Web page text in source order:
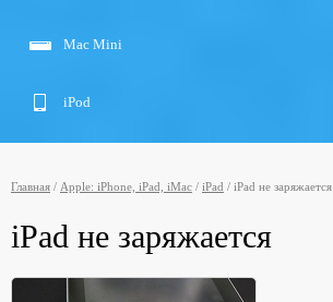
Мac Мini
iPod
Главная / Apple: iPhone, iPad, iMac / iPad / iPad не заряжается
iPad не заряжается